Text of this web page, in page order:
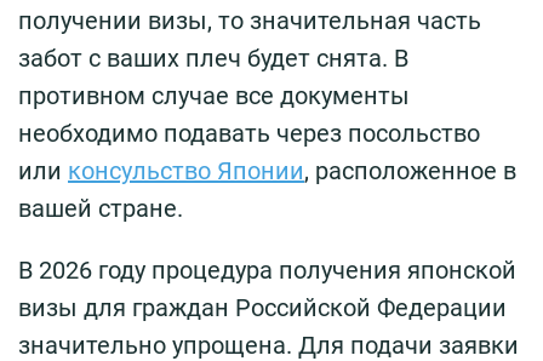
получении визы, то значительная часть
забот с ваших плеч будет снята. В
противном случае все документы
необходимо подавать через посольство
или консульство Японии, расположенное в
вашей стране.
В 2026 году процедура получения японской
визы для граждан Российской Федерации
значительно упрощена. Для подачи заявки